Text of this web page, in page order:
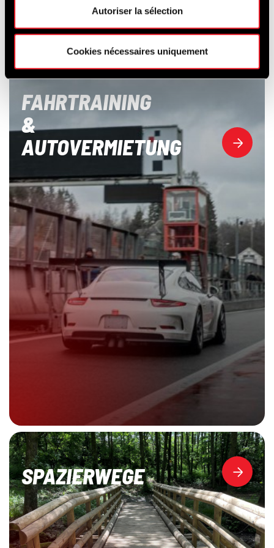
Autoriser la sélection
Cookies nécessaires uniquement
FAHRTRAINING
&
AUTOVERMIETUNG
SPAZIERWEGE